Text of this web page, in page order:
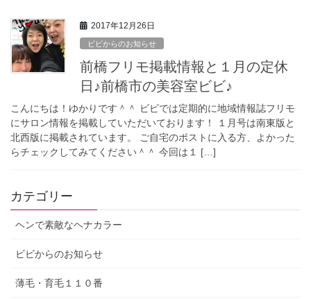
2017年12月26日
ビビからのお知らせ
前橋フリモ掲載情報と１月の定休
日♪前橋市の美容室ビビ♪
こんにちは！ゆかりです＾＾ ビビでは定期的に地域情報誌フリモ
にサロン情報を掲載していただいております！ １月号は南東版と
北西版に掲載されています。 ご自宅のポストに入る方、よかった
らチェックしてみてください＾＾ 今回は１ […]
カテゴリー
ヘンで素敵なヘナカラー
ビビからのお知らせ
薄毛・育毛１１０番